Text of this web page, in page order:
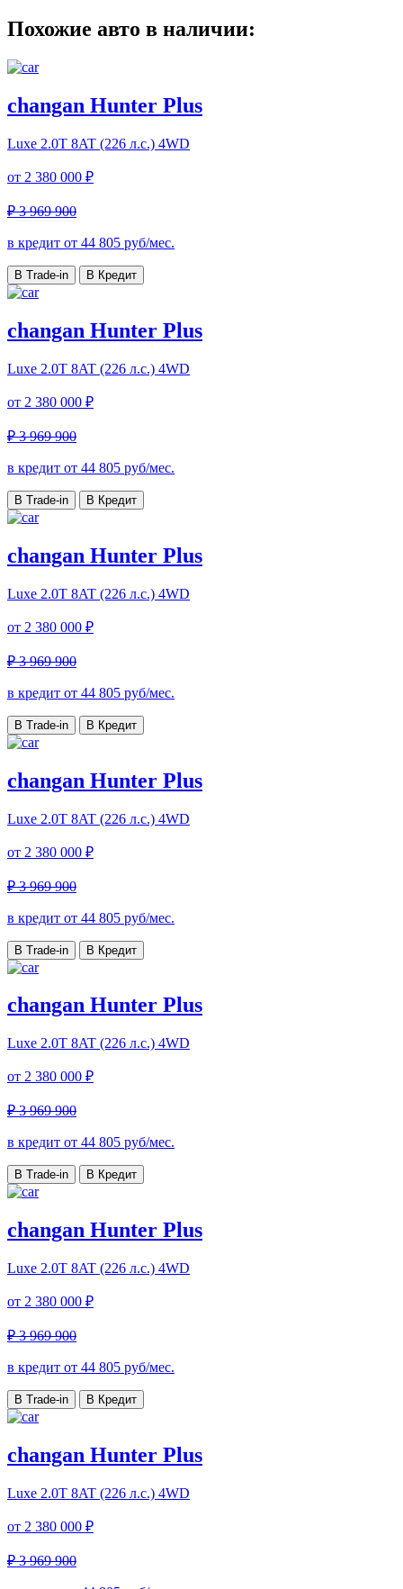
Похожие авто в наличии:
changan Hunter Plus
Luxe 2.0T 8AT (226 л.с.) 4WD
от 2 380 000 ₽
₽ 3 969 900
в кредит от 44 805 руб/мес.
В Trade-in В Кредит
changan Hunter Plus
Luxe 2.0T 8AT (226 л.с.) 4WD
от 2 380 000 ₽
₽ 3 969 900
в кредит от 44 805 руб/мес.
В Trade-in В Кредит
changan Hunter Plus
Luxe 2.0T 8AT (226 л.с.) 4WD
от 2 380 000 ₽
₽ 3 969 900
в кредит от 44 805 руб/мес.
В Trade-in В Кредит
changan Hunter Plus
Luxe 2.0T 8AT (226 л.с.) 4WD
от 2 380 000 ₽
₽ 3 969 900
в кредит от 44 805 руб/мес.
В Trade-in В Кредит
changan Hunter Plus
Luxe 2.0T 8AT (226 л.с.) 4WD
от 2 380 000 ₽
₽ 3 969 900
в кредит от 44 805 руб/мес.
В Trade-in В Кредит
changan Hunter Plus
Luxe 2.0T 8AT (226 л.с.) 4WD
от 2 380 000 ₽
₽ 3 969 900
в кредит от 44 805 руб/мес.
В Trade-in В Кредит
changan Hunter Plus
Luxe 2.0T 8AT (226 л.с.) 4WD
от 2 380 000 ₽
₽ 3 969 900